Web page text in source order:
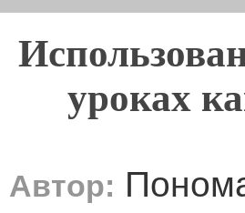
уроках
Автор: